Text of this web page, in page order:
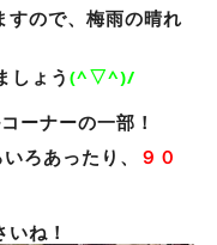
すので、梅雨の晴れ
しょう(^▽^)/
ーナーの一部！
ろあったり、
９０
ね！